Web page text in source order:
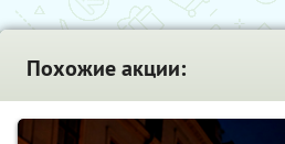
Похожие акции: